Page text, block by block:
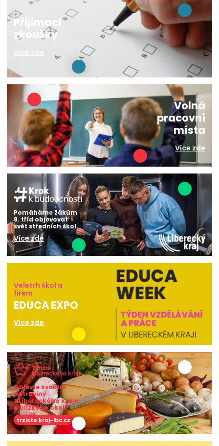
Přijímací
zkoušky
Více zde
Volná
pracovní
místa
Více zde
Pomáháme žákům
8. tříd objevovat
svět středních škol.
Více zde
Veletrh škol a
firem
EDUCA EXPO
Více zde
Objevte kvalitní
potraviny
z Libereckého kraje
a blízkého okolí!
trziste.kraj-lbc.cz